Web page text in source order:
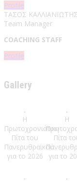
Profile
ΤΑΣΟΣ ΚΑΛΛΙΑΝΙΩΤΗΣ
Team Manager
COACHING STAFF
Profile
Gallery
Η
Πρωτοχρονιάτικη
Πίτα του
Πανερυθραϊκού
για το 2026
Η
Πίτα
για το